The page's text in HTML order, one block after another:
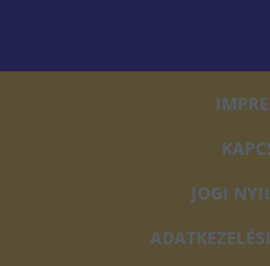
JOGI